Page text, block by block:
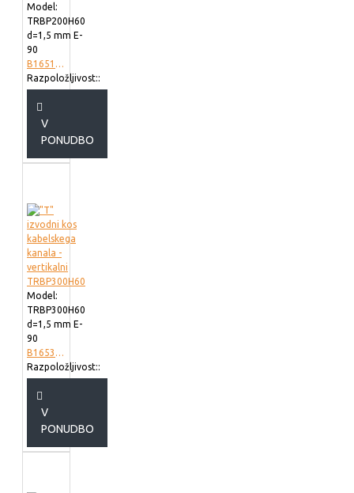
Model:
TRBP200H60
d=1,5 mm E-
90
B165102
Razpoložljivost::
V
PONUDBO
Model:
TRBP300H60
d=1,5 mm E-
90
B165302
Razpoložljivost::
V
PONUDBO